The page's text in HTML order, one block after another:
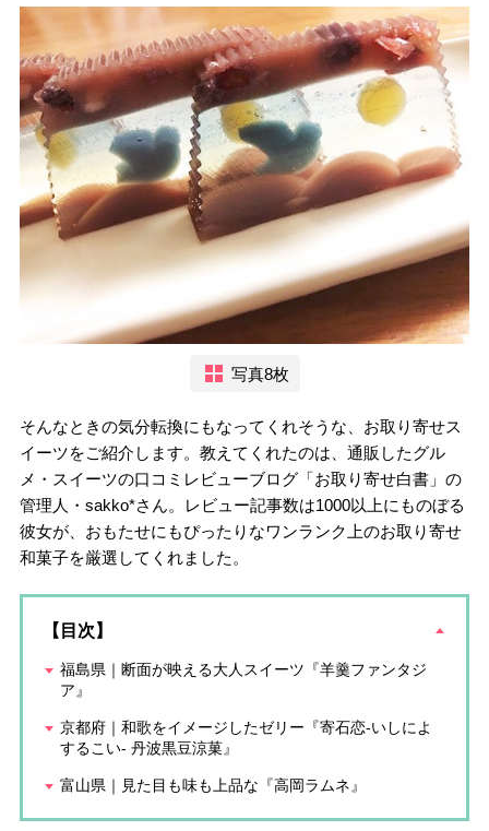
写真8枚
そんなときの気分転換にもなってくれそうな、お取り寄せス
イーツをご紹介します。教えてくれたのは、通販したグル
メ・スイーツの口コミレビューブログ「お取り寄せ白書」の
管理人・sakko*さん。レビュー記事数は1000以上にものぼる
彼女が、おもたせにもぴったりなワンランク上のお取り寄せ
和菓子を厳選してくれました。
【目次】
福島県｜断面が映える大人スイーツ『羊羹ファンタジ
ア』
京都府｜和歌をイメージしたゼリー『寄石恋-いしによ
するこい- 丹波黒豆涼菓』
富山県｜見た目も味も上品な『高岡ラムネ』